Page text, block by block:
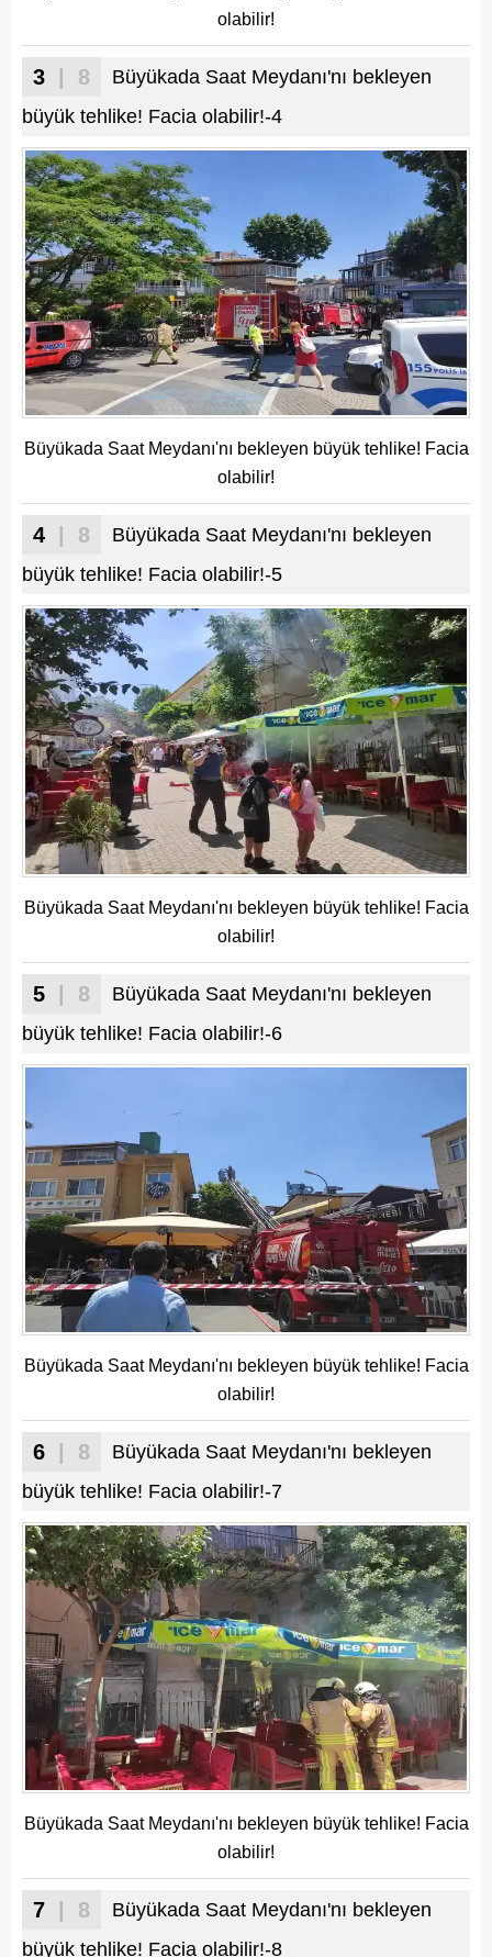
olabilir!
3 | 8
Büyükada Saat Meydanı'nı bekleyen
büyük tehlike! Facia olabilir!-4
Büyükada Saat Meydanı'nı bekleyen büyük tehlike! Facia
olabilir!
4 | 8
Büyükada Saat Meydanı'nı bekleyen
büyük tehlike! Facia olabilir!-5
Büyükada Saat Meydanı'nı bekleyen büyük tehlike! Facia
olabilir!
5 | 8
Büyükada Saat Meydanı'nı bekleyen
büyük tehlike! Facia olabilir!-6
Büyükada Saat Meydanı'nı bekleyen büyük tehlike! Facia
olabilir!
6 | 8
Büyükada Saat Meydanı'nı bekleyen
büyük tehlike! Facia olabilir!-7
Büyükada Saat Meydanı'nı bekleyen büyük tehlike! Facia
olabilir!
7 | 8
Büyükada Saat Meydanı'nı bekleyen
büyük tehlike! Facia olabilir!-8